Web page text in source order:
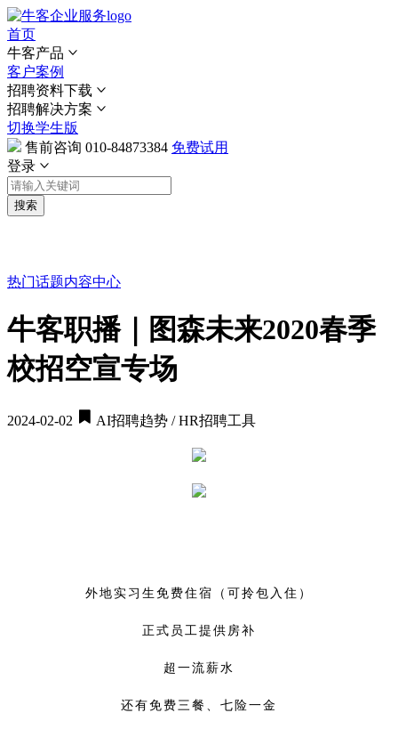
首页
牛客产品
客户案例
招聘资料下载
招聘解决方案
切换学生版
售前咨询 010-84873384 免费试用
登录
搜索
热门话题内容中心
牛客职播｜图森未来2020春季
校招空宣专场
2024-02-02 AI招聘趋势 / HR招聘工具
外地实习生免费住宿（可拎包入住）
正式员工提供房补
超一流薪水
还有免费三餐、七险一金